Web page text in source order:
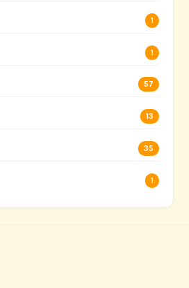
1
1
57
13
35
1